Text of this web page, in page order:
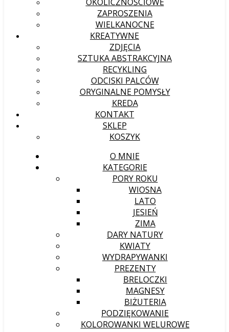
ZAPROSZENIA
WIELKANOCNE
KREATYWNE
ZDJĘCIA
SZTUKA ABSTRAKCYJNA
RECYKLING
ODCISKI PALCÓW
ORYGINALNE POMYSŁY
KREDA
KONTAKT
SKLEP
KOSZYK
O MNIE
KATEGORIE
PORY ROKU
WIOSNA
LATO
JESIEŃ
ZIMA
DARY NATURY
KWIATY
WYDRAPYWANKI
PREZENTY
BRELOCZKI
MAGNESY
BIŻUTERIA
PODZIĘKOWANIE
KOLOROWANKI WELUROWE